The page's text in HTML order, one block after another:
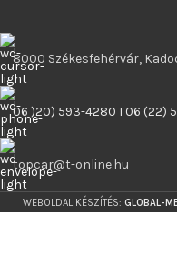
8000 Székesfehérvár,
06 )20) 593-4280 I 06 (22)
topcar@t-online.hu
WEBOLDAL KÉSZÍTÉS: GLOBAL-